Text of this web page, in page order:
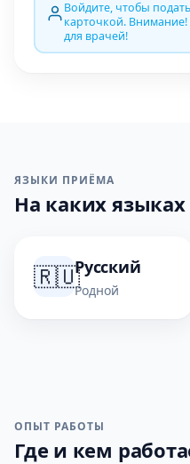
Войдите, чтобы
карточкой.
для врачей!
ЯЗЫКИ ПРИЁМА
На каких
🇷🇺Русский
Родной
ОПЫТ РАБОТЫ
Где и кем